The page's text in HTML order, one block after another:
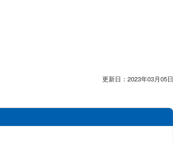
更新日：2023年03月05日